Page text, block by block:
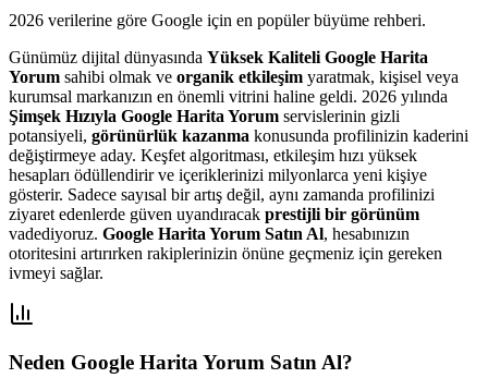
2026 verilerine göre Google için en popüler büyüme rehberi.
Günümüz dijital dünyasında Yüksek Kaliteli Google Harita
Yorum sahibi olmak ve organik etkileşim yaratmak, kişisel veya
kurumsal markanızın en önemli vitrini haline geldi. 2026 yılında
Şimşek Hızıyla Google Harita Yorum servislerinin gizli
potansiyeli, görünürlük kazanma konusunda profilinizin kaderini
değiştirmeye aday. Keşfet algoritması, etkileşim hızı yüksek
hesapları ödüllendirir ve içeriklerinizi milyonlarca yeni kişiye
gösterir. Sadece sayısal bir artış değil, aynı zamanda profilinizi
ziyaret edenlerde güven uyandıracak prestijli bir görünüm
vadediyoruz. Google Harita Yorum Satın Al, hesabınızın
otoritesini artırırken rakiplerinizin önüne geçmeniz için gereken
ivmeyi sağlar.
Neden Google Harita Yorum Satın Al?